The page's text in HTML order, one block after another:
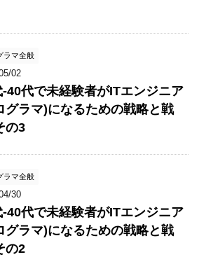
ラマ全般
02
-40代で未経験者がITエンジニア
グラマ)になるための戦略と戦
の3
ラマ全般
30
-40代で未経験者がITエンジニア
グラマ)になるための戦略と戦
の2